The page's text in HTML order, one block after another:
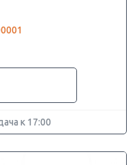
к 17:00